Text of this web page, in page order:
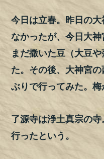
今日は立春。昨日の
なかったが、今日大
まだ撒いた豆（大豆
た。その後、大神宮
ぶりで行ってみた。梅
了源寺は浄土真宗の
行ったという。